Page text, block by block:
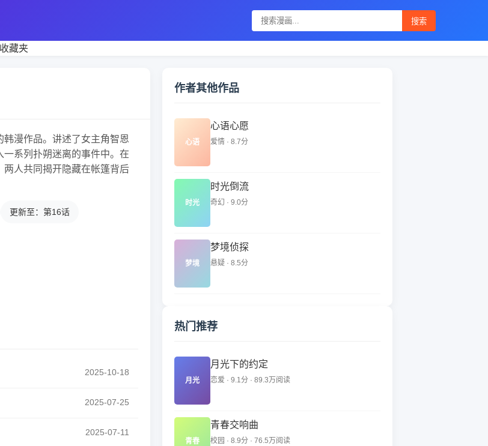
搜索
收藏夹
韩漫作品。讲述了女主角智恩
系列扑朔迷离的事件中。在
人共同揭开隐藏在帐篷背后
更新至：第16话
2025-10-18
2025-07-25
2025-07-11
热门推荐
月光
月光下的约定
恋爱 · 9.1分 · 89.3万阅读
青春
青春交响曲
校园 · 8.9分 · 76.5万阅读
作者其他作品
心语
心语心愿
爱情 · 8.7分
时光
时光倒流
奇幻 · 9.0分
梦境
梦境侦探
悬疑 · 8.5分